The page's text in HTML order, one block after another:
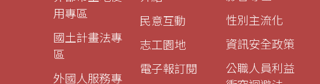
用專區
國土計畫法專
區
外國人服務專
民意互動
志工園地
電子報訂閱
性別主流化
資訊安全政策
公職人員利益